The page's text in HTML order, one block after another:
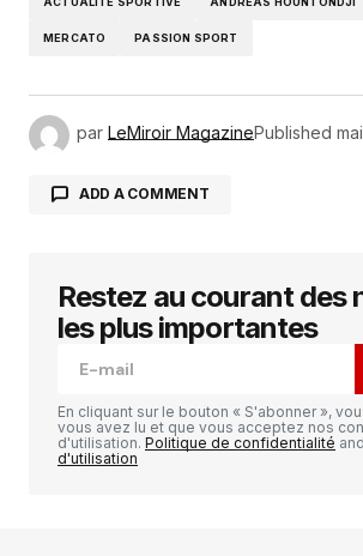
MERCATO PASSION SPORT
par LeMiroir MagazinePublished
ADD A COMMENT
Votre adresse e-mail ne sera
champs obligatoires sont
Restez au courant des
les plus importantes
En cliquant sur le bouton « S'abonner »,
vous avez lu et que vous acceptez nos
d'utilisation. Politique de confidentialité and
d'utilisation